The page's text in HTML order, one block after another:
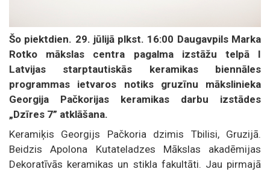
Šo piektdien. 29. jūlijā plkst. 16:00 Daugavpils Marka
Rotko mākslas centra pagalma izstāžu telpā I
Latvijas starptautiskās keramikas biennāles
programmas ietvaros notiks gruzīnu mākslinieka
Georgija Pačkorijas keramikas darbu izstādes
„Dzīres 7” atklāšana.
Keramiķis Georgijs Pačkoria dzimis Tbilisi, Gruzijā.
Beidzis Apolona Kutateladzes Mākslas akadēmijas
Dekoratīvās keramikas un stikla fakultāti. Jau pirmajā